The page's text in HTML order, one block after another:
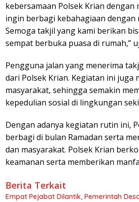
kebersamaan Polsek Krian dengan
ingin berbagi kebahagiaan dengan
Semoga takjil yang kami berikan
sempat berbuka puasa di rumah,”
Pengguna jalan yang menerima
dari Polsek Krian. Kegiatan ini
masyarakat, sehingga semakin
kepedulian sosial di lingkungan
Dengan adanya kegiatan rutin ini,
berbagi di bulan Ramadan serta
dan masyarakat. Polsek Krian
keamanan serta memberikan
Berita Terkait
Empat Pejabat Dilantik, Pemerintah